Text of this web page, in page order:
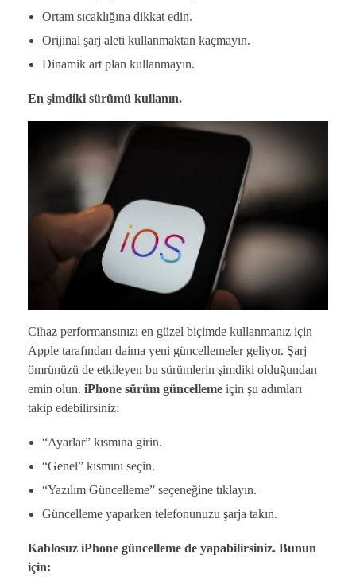
Ortam sıcaklığına dikkat edin.
Orijinal şarj aleti kullanmaktan kaçmayın.
Dinamik art plan kullanmayın.
En şimdiki sürümü kullanın.
Cihaz performansınızı en güzel biçimde kullanmanız için
Apple tarafından daima yeni güncellemeler geliyor. Şarj
ömrünüzü de etkileyen bu sürümlerin şimdiki olduğundan
emin olun. iPhone sürüm güncelleme için şu adımları
takip edebilirsiniz:
“Ayarlar” kısmına girin.
“Genel” kısmını seçin.
“Yazılım Güncelleme” seçeneğine tıklayın.
Güncelleme yaparken telefonunuzu şarja takın.
Kablosuz iPhone güncelleme de yapabilirsiniz. Bunun
için: